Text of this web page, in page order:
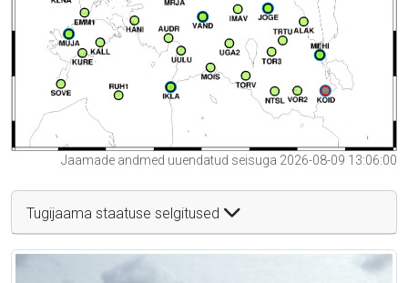
Jaamade andmed uuendatud seisuga 2026-08-09 13:06:00
Tugijaama staatuse selgitused